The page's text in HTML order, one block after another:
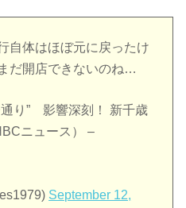
自体はほぼ元に戻ったけ
だ開店できないのね…
り” 影響深刻！ 新千歳
ニュース） –
September 12,